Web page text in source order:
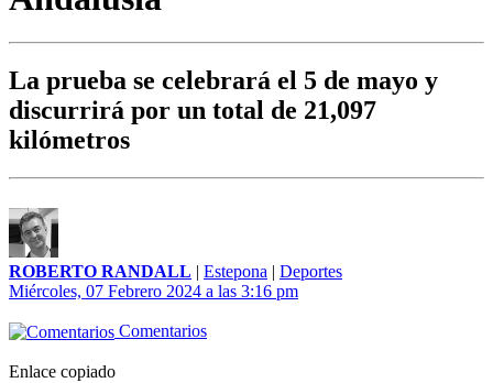
La prueba se celebrará el 5 de mayo y
discurrirá por un total de 21,097
kilómetros
ROBERTO RANDALL | Estepona | Deportes
Miércoles, 07 Febrero 2024 a las 3:16 pm
Comentarios
Enlace copiado